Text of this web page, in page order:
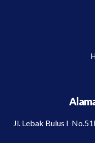
Jl. Lebak Bulus I